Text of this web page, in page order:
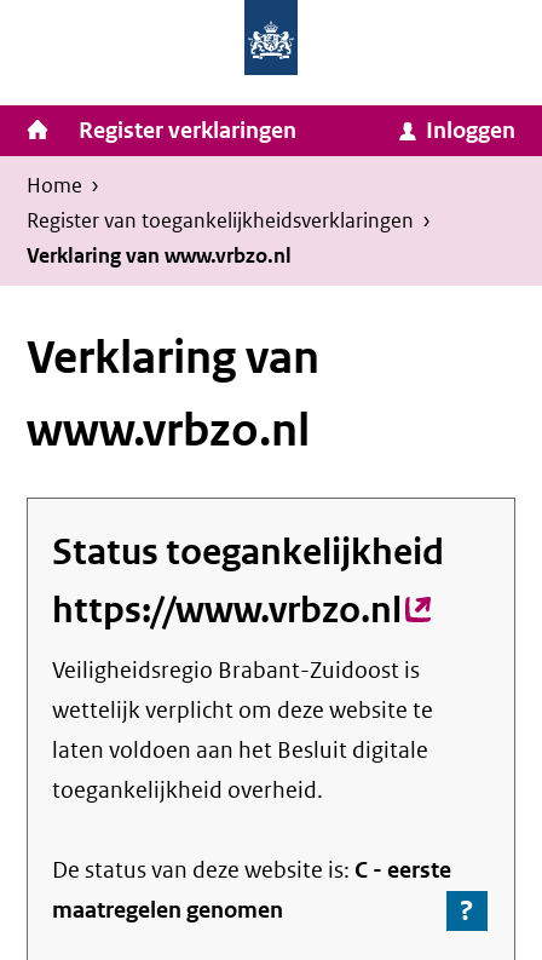
inhoud
van
Zaken
en
Koninkrijksrelaties
Homepage
van
Invulassistent
Toegankelijkheidsverklaring
Toegankelijkheidsverklaring
Hoofdnavigatie
Register verklaringen Inloggen
Kruimelpad
U
bevindt
zich
hier:
Home ›
Register van toegankelijkheids­verklaringen ›
Verklaring van www.vrbzo.nl
Verklaring van
www.vrbzo.nl
Status toegankelijkheid
https://www.vrbzo.nl(externe
link)
Veiligheidsregio Brabant-Zuidoost is
wettelijk verplicht om deze website te
laten voldoen aan het Besluit digitale
toegankelijkheid overheid.
De status van dezewebsite is: C -eerste
maatregelen genomen
?
Ga